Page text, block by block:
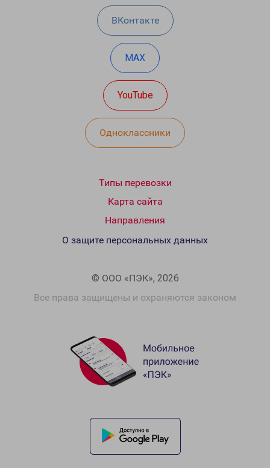
ВКонтакте
MAX
YouTube
Одноклассники
Типы перевозки
Карта сайта
Направления
© ООО «ПЭК», 2026
Все права защищены и охраняются законом
О защите персональных данных